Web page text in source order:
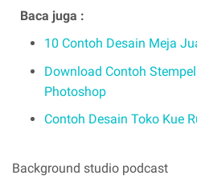
Baca juga :
10 Contoh Desain Meja
Download Contoh
Photoshop
Contoh Desain Toko Kue
Background studio podcast